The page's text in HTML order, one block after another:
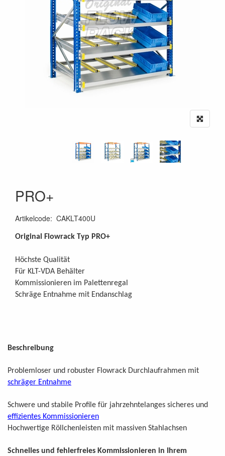
PRO+
Artikelcode: CAKLT400U
Original Flowrack Typ PRO+
Höchste Qualität
Für KLT-VDA Behälter
Kommissionieren im Palettenregal
Schräge Entnahme mit Endanschlag
Beschreibung
Problemloser und robuster Flowrack Durchlaufrahmen mit
schräger Entnahme
Schwere und stabile Profile für jahrzehntelanges sicheres und
effizientes Kommissionieren
Hochwertige Röllchenleisten mit massiven Stahlachsen
Schnelles und fehlerfreies Kommissionieren in Ihrem